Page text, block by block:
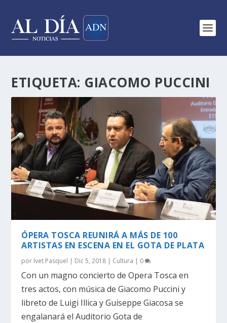
ETIQUETA: GIACOMO PUCCINI
ÓPERA TOSCA REUNIRÁ A MÁS DE 100
ARTISTAS EN ESCENA EN EL GOTA DE PLATA
por Ivet Pasquel | Dic 5, 2018 | Cultura | 0
Con un magno concierto de Opera Tosca en
tres actos, con música de Giacomo Puccini y
libreto de Luigi Illica y Guiseppe Giacosa se
engalanará el Auditorio Gota de